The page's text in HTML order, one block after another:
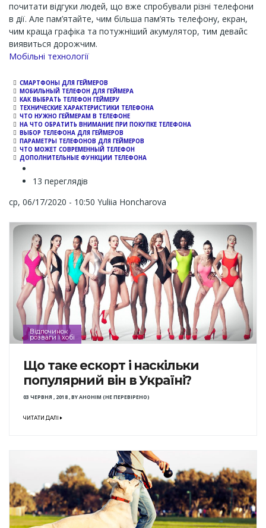
почитати відгуки людей, що вже спробували різні телефони
в дії. Але пам’ятайте, чим більша пам’ять телефону, екран,
чим краща графіка та потужніший акумулятор, тим девайс
виявиться дорожчим.
Channel
Мобільні технології
СМАРТФОНЫ ДЛЯ ГЕЙМЕРОВ
МОБИЛЬНЫЙ ТЕЛЕФОН ДЛЯ ГЕЙМЕРА
КАК ВЫБРАТЬ ТЕЛЕФОН ГЕЙМЕРУ
ТЕХНИЧЕСКИЕ ХАРАКТЕРИСТИКИ ТЕЛЕФОНА
ЧТО НУЖНО ГЕЙМЕРАМ В ТЕЛЕФОНЕ
НА ЧТО ОБРАТИТЬ ВНИМАНИЕ ПРИ ПОКУПКЕ ТЕЛЕФОНА
ВЫБОР ТЕЛЕФОНА ДЛЯ ГЕЙМЕРОВ
ПАРАМЕТРЫ ТЕЛЕФОНОВ ДЛЯ ГЕЙМЕРОВ
ЧТО МОЖЕТ СОВРЕМЕННЫЙ ТЕЛЕФОН
ДОПОЛНИТЕЛЬНЫЕ ФУНКЦИИ ТЕЛЕФОНА
13 переглядів
ср, 06/17/2020 - 10:50 Yuliia Honcharova
Відпочинок
розваги і хобі
Що таке ескорт і наскільки
популярний він в Україні?
03 ЧЕРВНЯ , 2018,BYАНОНІМ (НЕ ПЕРЕВІРЕНО)
ЧИТАТИ ДАЛІ